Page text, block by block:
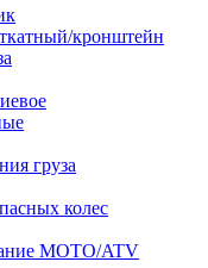
кронштейн
груза
колес
MOTO/ATV